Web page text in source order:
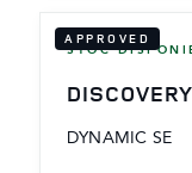
APPROVED
STOC
DYNAMIC SE